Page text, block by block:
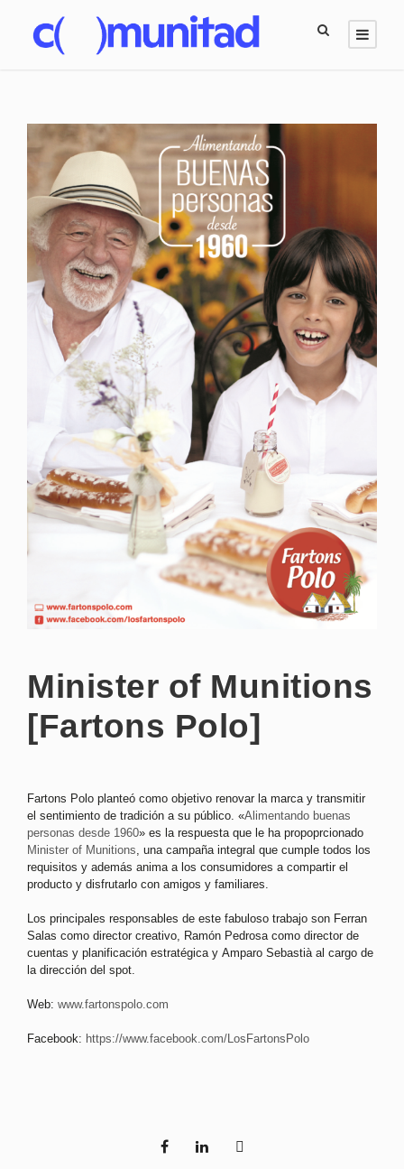
Minister of Munitions
[Fartons Polo]
Fartons Polo planteó como objetivo renovar la marca y transmitir
el sentimiento de tradición a su público. «Alimentando buenas
personas desde 1960» es la respuesta que le ha propoprcionado
Minister of Munitions, una campaña integral que cumple todos los
requisitos y además anima a los consumidores a compartir el
producto y disfrutarlo con amigos y familiares.
Los principales responsables de este fabuloso trabajo son Ferran
Salas como director creativo, Ramón Pedrosa como director de
cuentas y planificación estratégica y Amparo Sebastià al cargo de
la dirección del spot.
Web: www.fartonspolo.com
Facebook: https://www.facebook.com/LosFartonsPolo